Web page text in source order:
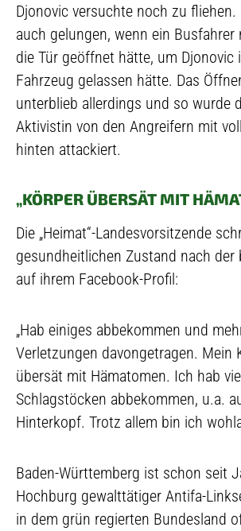
Djonovic versuchte noch zu fliehen.
auch gelungen, wenn ein
die Tür geöffnet hätte, um Djonovic
Fahrzeug gelassen hätte. Das
unterblieb allerdings und so wurde
Aktivistin von den Angreifern mit
hinten attackiert.
„KÖRPER ÜBERSÄT MIT
Die „Heimat“-Landesvorsitzende
gesundheitlichen Zustand nach der
auf ihrem Facebook-Profil:
„Hab einiges abbekommen und
Verletzungen davongetragen. Mein
übersät mit Hämatomen. Ich hab
Schlagstöcken abbekommen, u.a.
Hinterkopf. Trotz allem bin ich
Baden-Württemberg ist schon seit
Hochburg gewalttätiger Antifa-
in dem grün regierten Bundesland